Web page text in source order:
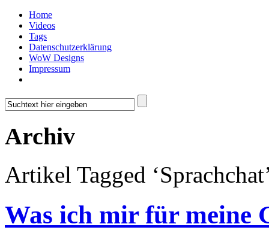
Home
Videos
Tags
Datenschutzerklärung
WoW Designs
Impressum
Archiv
Artikel Tagged
Was ich mir für meine